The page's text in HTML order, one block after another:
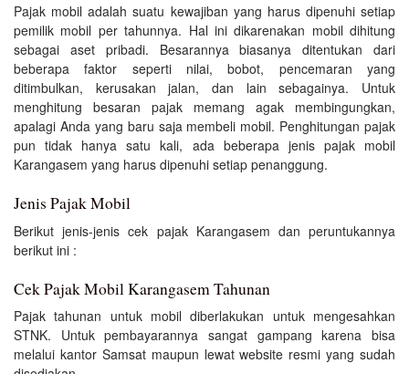
Pajak mobil adalah suatu kewajiban yang harus dipenuhi setiap
pemilik mobil per tahunnya. Hal ini dikarenakan mobil dihitung
sebagai aset pribadi. Besarannya biasanya ditentukan dari
beberapa faktor seperti nilai, bobot, pencemaran yang
ditimbulkan, kerusakan jalan, dan lain sebagainya. Untuk
menghitung besaran pajak memang agak membingungkan,
apalagi Anda yang baru saja membeli mobil. Penghitungan pajak
pun tidak hanya satu kali, ada beberapa jenis pajak mobil
Karangasem yang harus dipenuhi setiap penanggung.
Jenis Pajak Mobil
Berikut jenis-jenis cek pajak Karangasem dan peruntukannya
berikut ini :
Cek Pajak Mobil Karangasem Tahunan
Pajak tahunan untuk mobil diberlakukan untuk mengesahkan
STNK. Untuk pembayarannya sangat gampang karena bisa
melalui kantor Samsat maupun lewat website resmi yang sudah